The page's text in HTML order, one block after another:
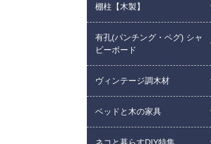
棚柱【木製】
有孔(パンチング・ペグ) シャ
ビーボード
ヴィンテージ調木材
ベッドと木の家具